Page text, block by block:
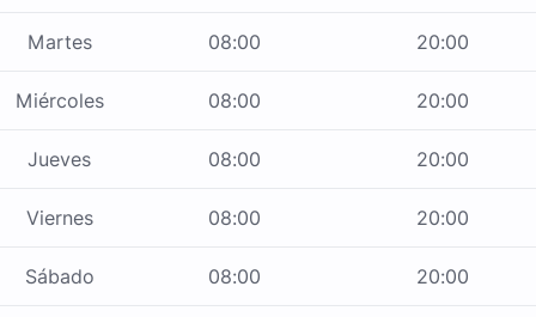
Martes 08:00 20:00
Miércoles 08:00 20:00
Jueves 08:00 20:00
Viernes 08:00 20:00
Sábado 08:00 20:00